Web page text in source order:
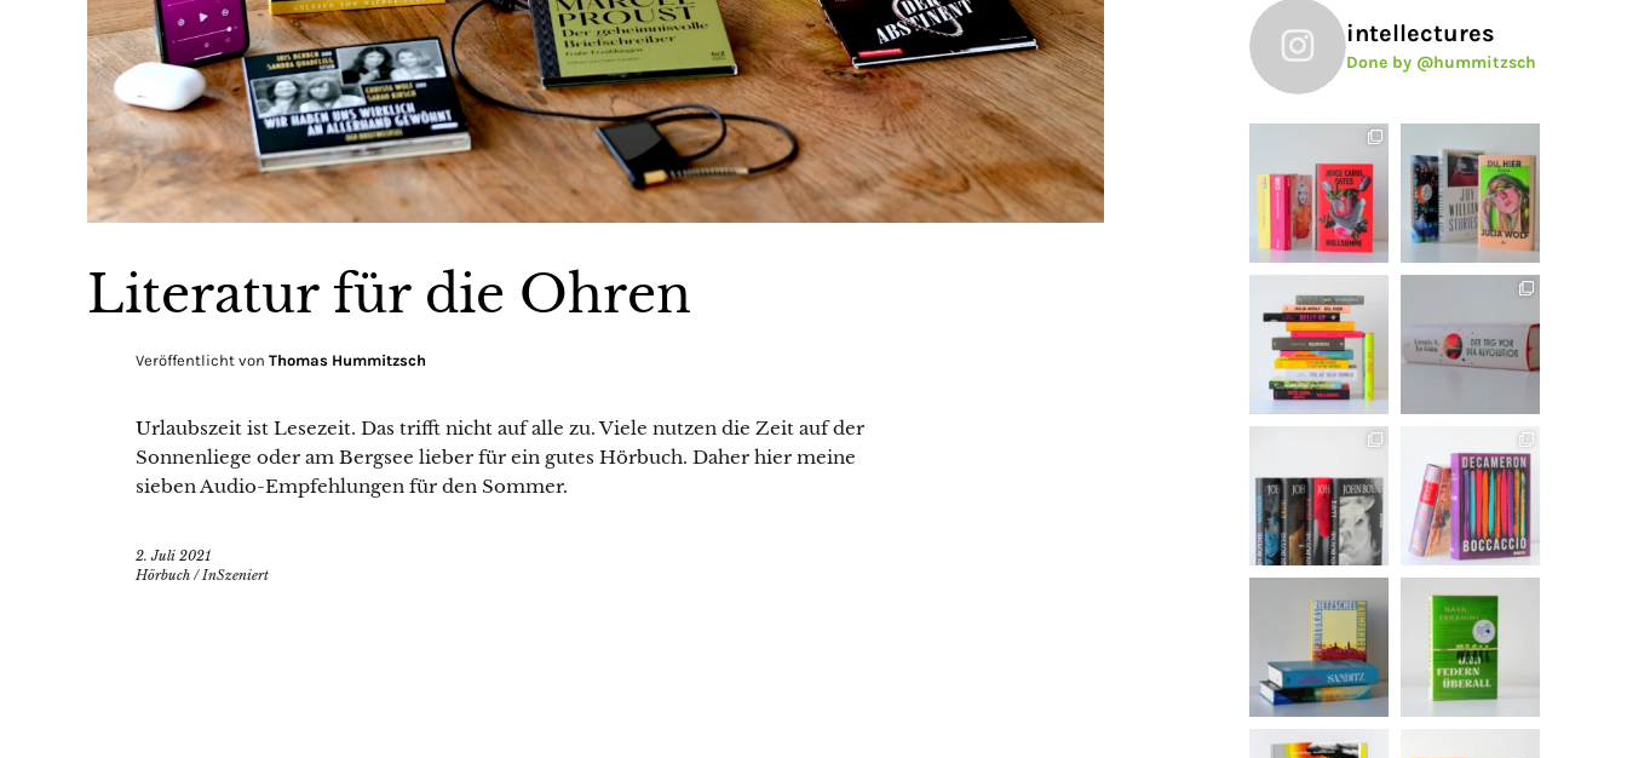
Literatur für die Ohren
Veröffentlicht von Thomas Hummitzsch
Urlaubszeit ist Lesezeit. Das trifft nicht auf alle zu. Viele nutzen die Zeit auf der
Sonnenliege oder am Bergsee lieber für ein gutes Hörbuch. Daher hier meine
sieben Audio-Empfehlungen für den Sommer.
2. Juli 2021
Hörbuch /InSzeniert
intellectures
Done by @hummitzsch